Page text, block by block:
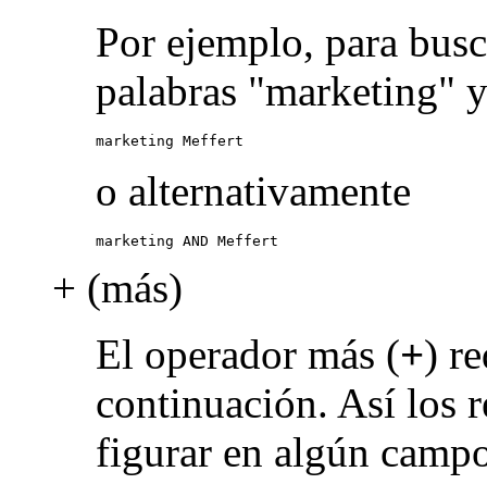
Por ejemplo, para
palabras "marketing"
marketing Meffert
o alternativamente
marketing AND Meffert
+ (más)
El operador más (+)
continuación. Así los
figurar en algún